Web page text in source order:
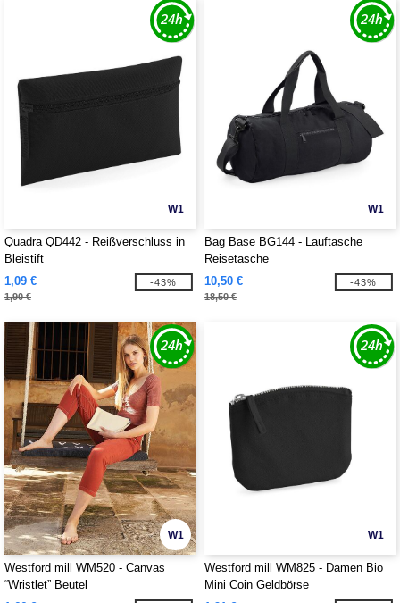
W1
Quadra QD442 - Reißverschluss in
Bleistift
1,09 €
1,90 €
-43%
W1
Bag Base BG144 - Lauftasche
Reisetasche
10,50 €
18,50 €
-43%
W1
Westford mill WM520 - Canvas
“Wristlet” Beutel
W1
Westford mill WM825 - Damen Bio
Mini Coin Geldbörse